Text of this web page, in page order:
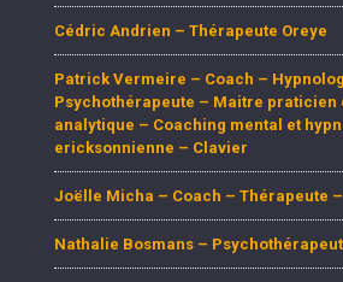
Cédric Andrien – Thérapeute Oreye
Patrick Vermeire – Coach –
Psychothérapeute – Maitre praticien
analytique – Coaching mental et
ericksonnienne – Clavier
Joëlle Micha – Coach – Thérapeute
Nathalie Bosmans –